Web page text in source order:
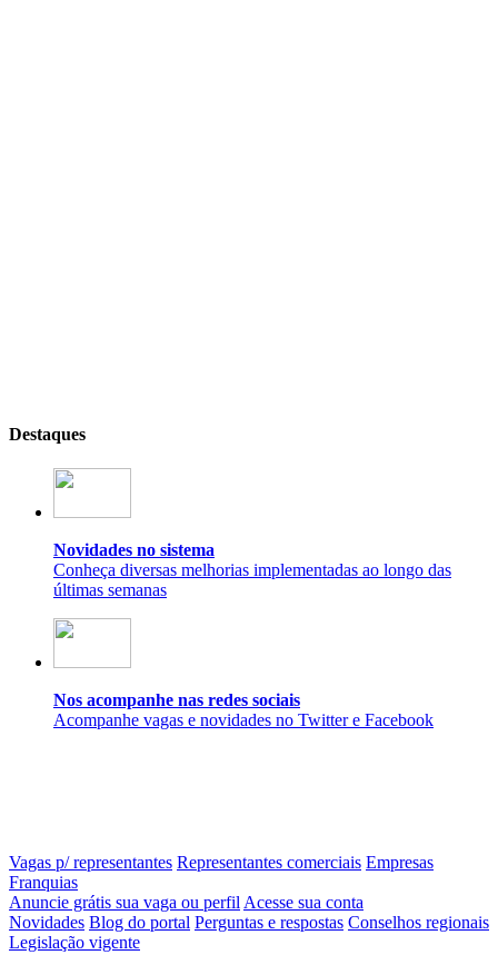
Destaques
Novidades no sistema
Conheça diversas melhorias implementadas ao longo das
últimas semanas
Nos acompanhe nas redes sociais
Acompanhe vagas e novidades no Twitter e Facebook
Vagas p/ representantes Representantes comerciais Empresas
Franquias
Anuncie grátis sua vaga ou perfil Acesse sua conta
Novidades Blog do portal Perguntas e respostas Conselhos regionais
Legislação vigente